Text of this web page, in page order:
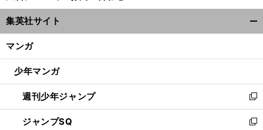
ウ
ィ
ン
ウ
開
く
集英社サイト
マンガ
少年マンガ
週刊少年ジャンプ
新
し
い
ジャンプSQ
新